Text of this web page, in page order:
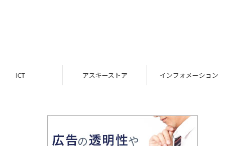
ICT アスキーストア インフォメーション